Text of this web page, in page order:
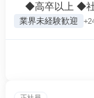
◆高卒以上 ◆社
業界未経験歓迎